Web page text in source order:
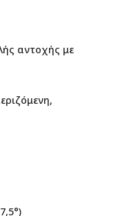
αντοχής με